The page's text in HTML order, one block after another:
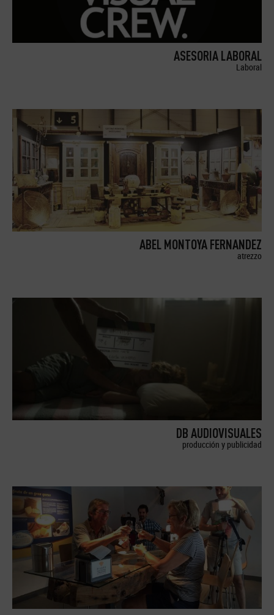
ASESORIA LABORAL
Laboral
ABEL MONTOYA FERNANDEZ
atrezzo
DB AUDIOVISUALES
producción y publicidad